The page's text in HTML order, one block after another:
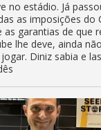
no estádio. Já
as imposições do
garantias de que
lhe deve, ainda
Diniz sabia e